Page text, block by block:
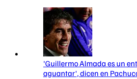
'Guillermo Almada es un
aguantar', dicen en